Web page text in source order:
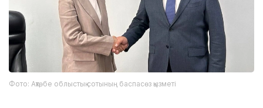
Фото: Ақтөбе облыстық сотының баспасөз қызметі